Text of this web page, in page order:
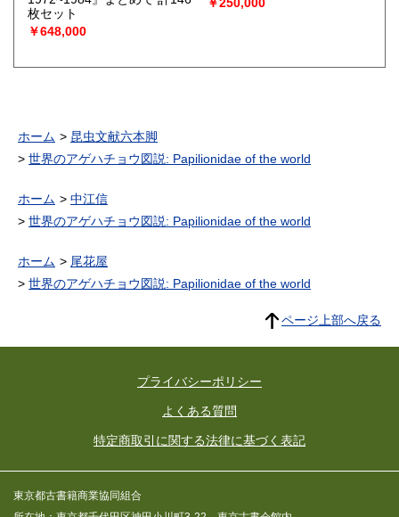
枚セット
￥648,000
ホーム
昆虫文献六本脚
世界のアゲハチョウ図説: Papilionidae of the world
ホーム
中江信
世界のアゲハチョウ図説: Papilionidae of the world
ホーム
尾花屋
世界のアゲハチョウ図説: Papilionidae of the world
ページ上部へ戻る
プライバシーポリシー
よくある質問
特定商取引に関する法律に基づく表記
東京都古書籍商業協同組合